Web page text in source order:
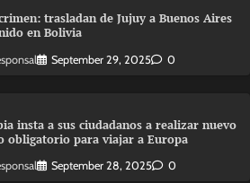
trasladan de Jujuy a Buenos Aires
en Bolivia
September 29, 2025 0
insta a sus ciudadanos a realizar nuevo
obligatorio para viajar a Europa
September 28, 2025 0